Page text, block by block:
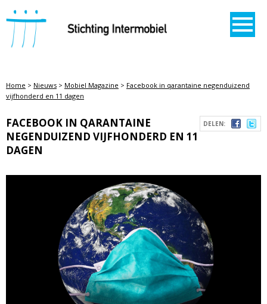
STICHTING INTERMOBIEL
Home > Nieuws > Mobiel Magazine > Facebook in qarantaine negenduizend
vijfhonderd en 11 dagen
DELEN:
FACEBOOK IN QARANTAINE
NEGENDUIZEND VIJFHONDERD EN 11
DAGEN